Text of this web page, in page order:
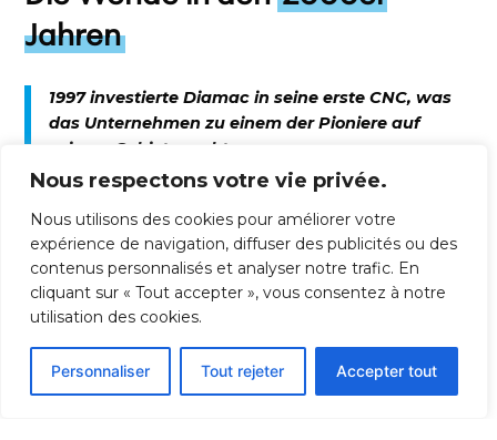
Nous respectons votre vie privée.
Nous utilisons des cookies pour améliorer votre
expérience de navigation, diffuser des publicités ou des
contenus personnalisés et analyser notre trafic. En
cliquant sur « Tout accepter », vous consentez à notre
utilisation des cookies.
Personnaliser Tout rejeter Accepter tout
Jahren
1997 investierte Diamac in seine erste CNC, was
das Unternehmen zu einem der Pioniere auf
seinem Gebiet machte.
Im Jahr 2000 übernehmen Jean-Christophe
Jarrot und Myriam Maréchalals Botschafter eines
menschlichen und technischen Projekts die
Nachfolge.Das Unternehmen verfeinerte
daraufhin seine Strategie, um sich als Spezialist für
die Entwicklung und Herstellung von
Schneidwerkzeugen zu etablieren.